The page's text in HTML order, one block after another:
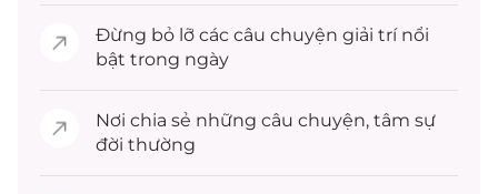
Đừng bỏ lỡ các câu chuyện giải trínổi
bật trong ngày
Nơi chia sẻ những câu chuyện, tâm sự
đời thường